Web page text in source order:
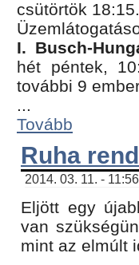
csütörtök 18:15.
I. Busch-
hét péntek,
további 9
...
Tovább
Ruha
2014. 03. 11. -
Eljött egy
van
mint az elmúlt